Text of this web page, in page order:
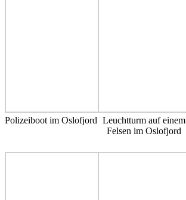
Polizeiboot im Oslofjord Leuchtturm auf einem
Felsen im Oslofjord